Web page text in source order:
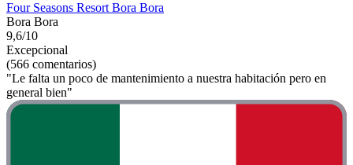
Four Seasons Resort Bora Bora
Bora Bora
9,6/10
Excepcional
(566 comentarios)
"Le falta un poco de mantenimiento a nuestra habitación pero en
general bien"